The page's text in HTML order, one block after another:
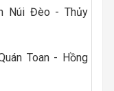
Núi Đèo - Thủy
Toan - Hồng